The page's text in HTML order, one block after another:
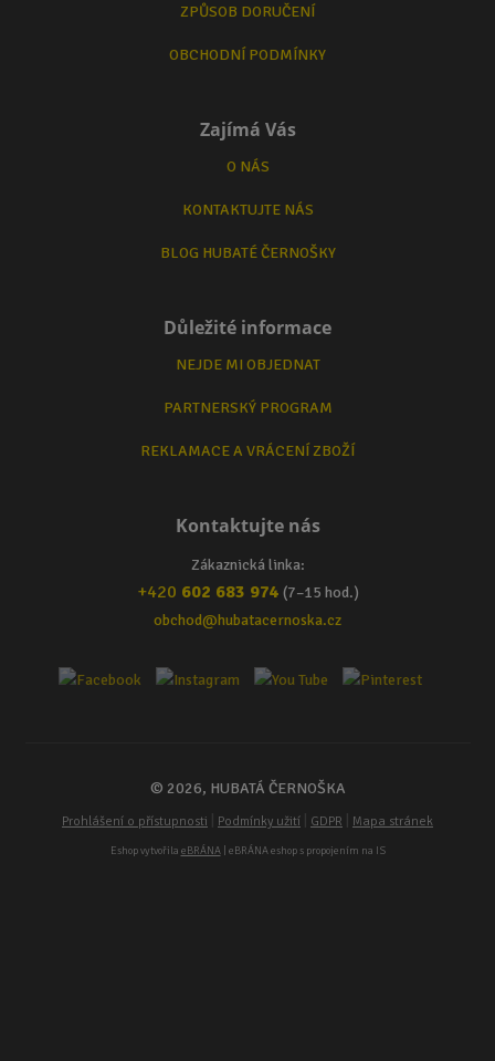
ZPŮSOB DORUČENÍ
OBCHODNÍ PODMÍNKY
Zajímá Vás
O NÁS
KONTAKTUJTE NÁS
BLOG HUBATÉ ČERNOŠKY
Důležité informace
NEJDE MI OBJEDNAT
PARTNERSKÝ PROGRAM
REKLAMACE A VRÁCENÍ ZBOŽÍ
Kontaktujte nás
Zákaznická linka:
+420 602 683 974 (7–15 hod.)
obchod@hubatacernoska.cz
© 2026, HUBATÁ ČERNOŠKA
Prohlášení o přístupnosti Podmínky užití GDPR Mapa stránek
Eshop vytvořila eBRÁNA| eBRÁNA eshop s propojením na IS